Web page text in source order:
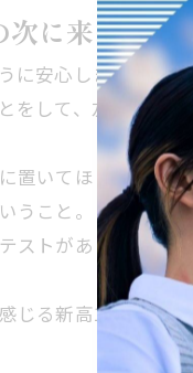
次に来るもの
安心します。
して、友達と遊ぶ。
置いてほしいこと
うこと。
ストがあります。
じる新高1は、実は